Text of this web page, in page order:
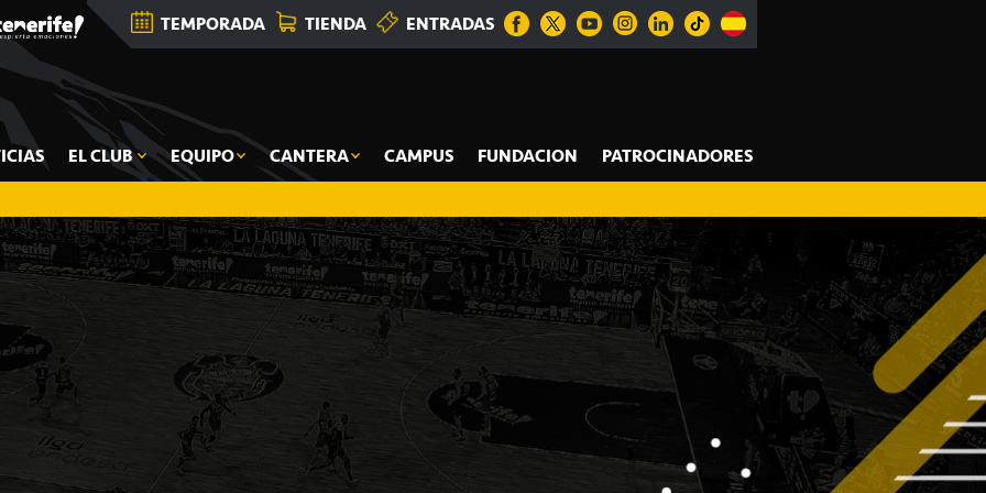
TEMPORADA TIENDA ENTRADAS
EL CLUB EQUIPO CANTERA CAMPUS FUNDACION PATROCINADORES